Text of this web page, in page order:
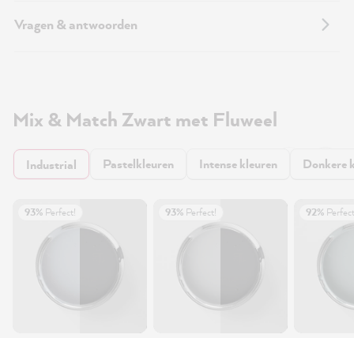
Vragen & antwoorden
Mix & Match Zwart met Fluweel
Industrial Pastelkleuren Intense kleuren Donkere
93% Perfect! 93% Perfect! 92%